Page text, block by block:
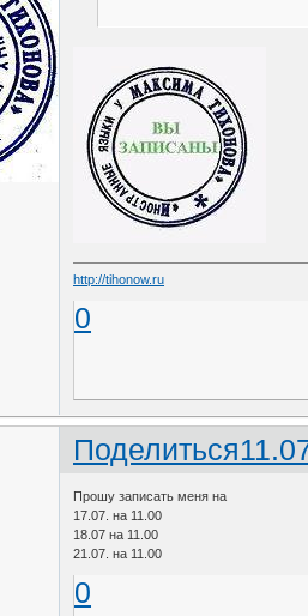
http://tihonow.ru
0
Поделиться
Прошу записать меня на
17.07. на 11.00
18.07 на 11.00
21.07. на 11.00
0